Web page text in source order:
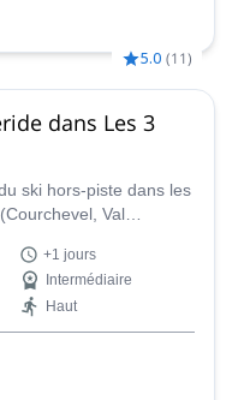
5.0 (11)
dans Les 3
ski hors-piste dans les
Val
avec un guide certifié.
+1 jours
Intermédiaire
Haut